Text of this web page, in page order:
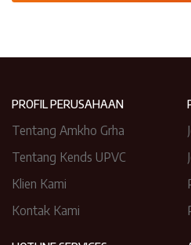
PROFIL PERUSAHAAN
Tentang Amkho Grha
Tentang Kends UPVC
Klien Kami
Kontak Kami